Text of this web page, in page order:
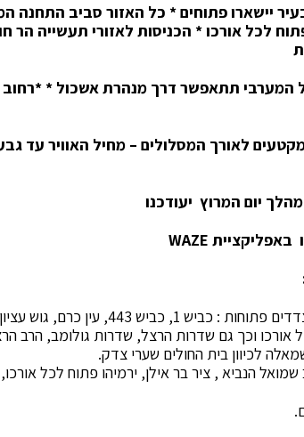
יישארו פתוחים* כל האזור סביב התחנה
לכל אורכו* הכניסות לאזורי תעשייה הר
המערבי תתאפשר דרך מנהרת אשכול *
*
לאורך המסלולים – מחיל האוויר עד
יום המרוץ יעודכנו
באפליקציית WAZE
עין כרם, גוש עציון וכביש מעלה אדומים.
אורכו וכך גם שדרות הרצל, שדרות גולומב, הרב
לכיוון בית החולים שערי צדק.
הנביא , ציר בר אילן, ירמיהו פתוח לכל אורכו,